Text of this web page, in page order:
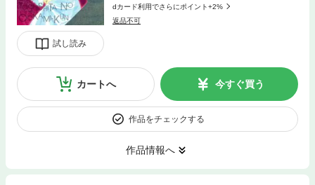
試し読み
dカード利用でさらにポイント+2%
返品不可
カートへ 今すぐ買う
作品をチェックする
作品情報へ